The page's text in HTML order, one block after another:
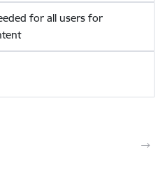
for all users for